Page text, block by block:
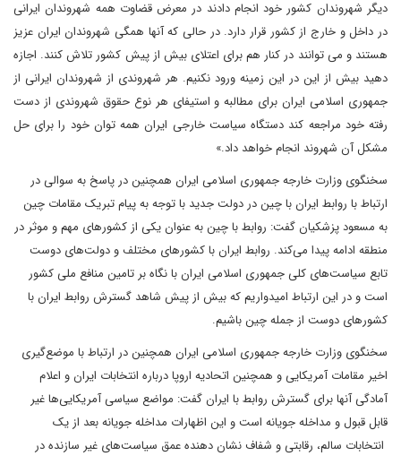
دیگر شهروندان کشور خود انجام دادند در معرض قضاوت همه شهروندان ایرانی
در داخل و خارج از کشور قرار دارد. در حالی که آنها همگی شهروندان ایران عزیز
هستند و می توانند در کنار هم برای اعتلای بیش از پیش کشور تلاش کنند. اجازه
دهید بیش از این در این زمینه ورود نکنیم. هر شهروندی از شهروندان ایرانی از
جمهوری اسلامی ایران برای مطالبه و استیفای هر نوع حقوق شهروندی از دست
رفته خود مراجعه کند دستگاه سیاست خارجی ایران همه توان خود را برای حل
مشکل آن شهروند انجام خواهد داد.»
سخنگوی وزارت خارجه جمهوری اسلامی ایران همچنین در پاسخ به سوالی در
ارتباط با روابط ایران با چین در دولت جدید با توجه به پیام تبریک مقامات چین
به مسعود پزشکیان گفت: روابط با چین به عنوان یکی از کشورهای مهم و موثر در
منطقه ادامه پیدا می‌کند. روابط ایران با کشورهای مختلف و دولت‌های دوست
تابع سیاست‌های کلی جمهوری اسلامی ایران با نگاه بر تامین منافع ملی کشور
است و در این ارتباط امیدواریم که بیش از پیش شاهد گسترش روابط ایران با
کشورهای دوست از جمله چین باشیم.
سخنگوی وزارت خارجه جمهوری اسلامی ایران همچنین در ارتباط با موضع‌گیری
اخیر مقامات آمریکایی و همچنین اتحادیه اروپا درباره انتخابات ایران و اعلام
آمادگی آنها برای گسترش روابط با ایران گفت: مواضع سیاسی آمریکایی‌ها غیر
قابل قبول و مداخله جویانه است و این اظهارات مداخله جویانه بعد از یک
انتخابات سالم، رقابتی و شفاف نشان دهنده عمق سیاست‌های غیر سازنده در